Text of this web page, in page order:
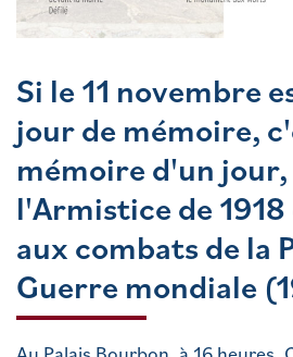
Si le 11 novembre
jour de mémoire,
mémoire d'un
l'Armistice de
aux combats de la
Guerre mondiale